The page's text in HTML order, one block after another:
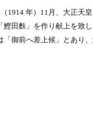
1914 年）11月、大正天
鰹田麩」を作り献上を致
「御前へ差上候」とあり